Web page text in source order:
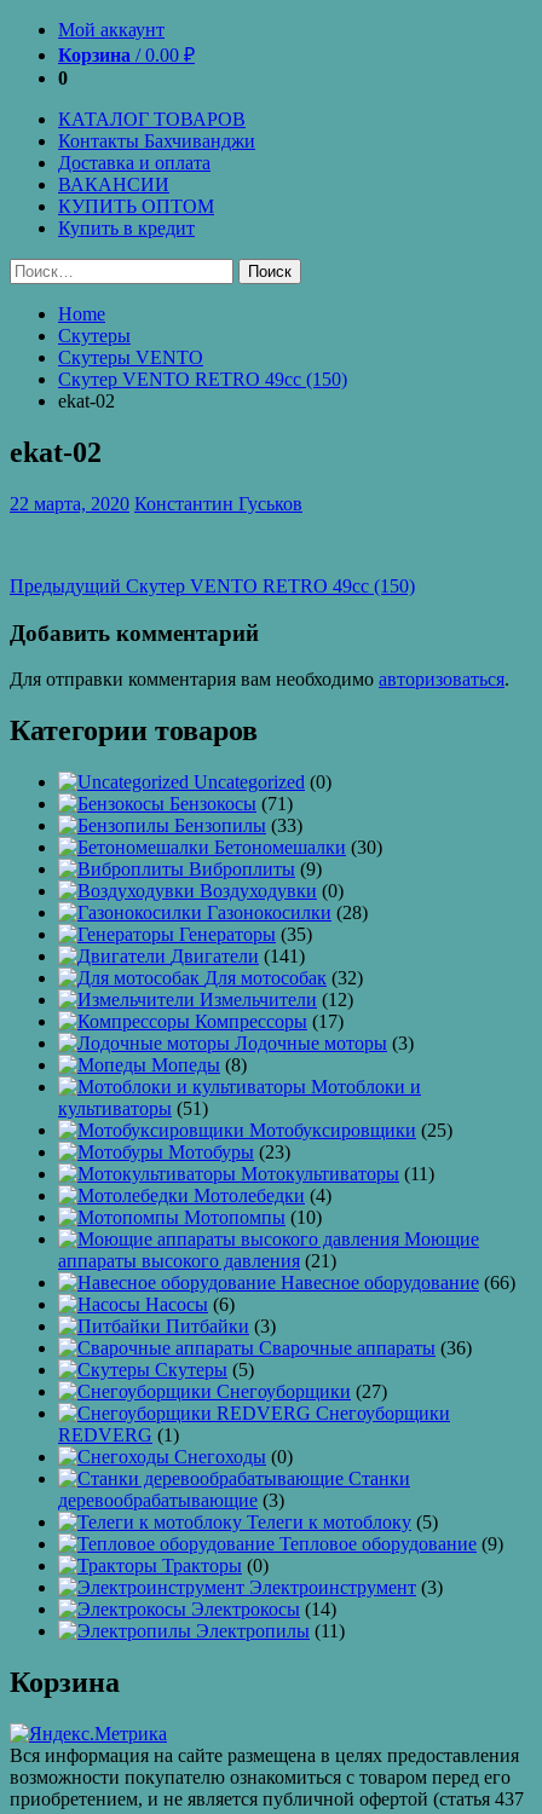
Мой аккаунт
Корзина /0.00 ₽
0
КАТАЛОГ ТОВАРОВ
Контакты Бахчиванджи
Доставка и оплата
ВАКАНСИИ
КУПИТЬ ОПТОМ
Купить в кредит
Найти:
Home
Скутеры
Скутеры VENTO
Скутер VENTO RETRO 49cc (150)
ekat-02
ekat-02
22 марта, 2020 Константин Гуськов
Навигация
по
записям
Предыдущий Предыдущая
Скутер VENTO RETRO 49cc (150)
Добавить комментарий
Для отправки комментария вам необходимо авторизоваться.
Категории товаров
Uncategorized (0)
Бензокосы (71)
Бензопилы (33)
Бетономешалки (30)
Виброплиты (9)
Воздуходувки (0)
Газонокосилки (28)
Генераторы (35)
Двигатели (141)
Для мотособак (32)
Измельчители (12)
Компрессоры (17)
Лодочные моторы (3)
Мопеды (8)
Мотоблоки и
культиваторы (51)
Мотобуксировщики (25)
Мотобуры (23)
Мотокультиваторы (11)
Мотолебедки (4)
Мотопомпы (10)
Моющие
аппараты высокого давления (21)
Навесное оборудование (66)
Насосы (6)
Питбайки (3)
Сварочные аппараты (36)
Скутеры (5)
Снегоуборщики (27)
Снегоуборщики
REDVERG (1)
Снегоходы (0)
Станки
деревообрабатывающие (3)
Телеги к мотоблоку (5)
Тепловое оборудование (9)
Тракторы (0)
Электроинструмент (3)
Электрокосы (14)
Электропилы (11)
Корзина
Вся информация на сайте размещена в целях предоставления
возможности покупателю ознакомиться с товаром перед его
приобретением, и не является публичной офертой (статья 437